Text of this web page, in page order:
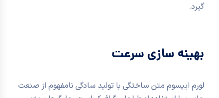
گیرد.
بهینه سازی سرعت
لورم ایپسوم متن ساختگی با تولید سادگی نامفهوم از صنعت